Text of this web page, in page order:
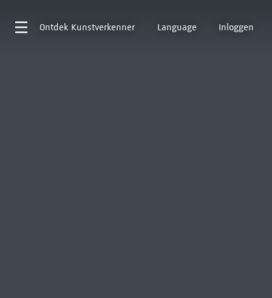
Ontdek Kunstverkenner Language Inloggen